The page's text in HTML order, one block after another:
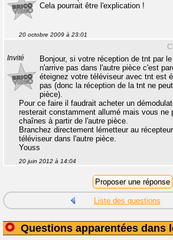
Cela pourrait être l'explication !
20 octobre 2009 à 23:01
Invité
Bonjour, si votre réception de tnt par
n'arrive pas dans l'autre pièce c'est
éteignez votre téléviseur avec tnt est
pas (donc la réception de la tnt ne
pièce).
Pour ce faire il faudrait acheter un
resterait constamment allumé mais vous ne
chaînes à partir de l'autre pièce.
Branchez directement lémetteur au
téléviseur dans l'autre pièce.
Youss
20 juin 2012 à 14:04
Liste des questions
Questions apparentées dans